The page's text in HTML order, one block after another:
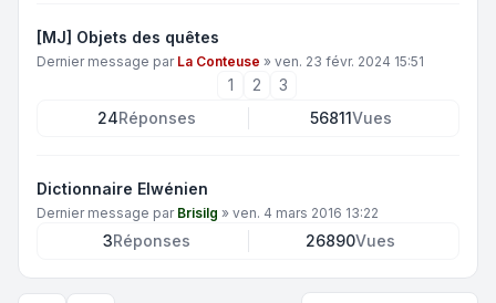
[MJ] Objets des quêtes
Dernier message par La Conteuse » ven. 23 févr. 2024 15:51
1 2
3
24Réponses 56811Vues
Dictionnaire Elwénien
Dernier message par Brisilg » ven. 4 mars 2016 13:22
3Réponses 26890Vues